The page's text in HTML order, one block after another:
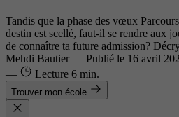
Tandis que la phase des vœux
destin est scellé, faut-il se rendre aux
de connaître ta future admission?
Mehdi Bautier — Publié le 16 avril
—
Lecture 6 min.
Trouver mon école